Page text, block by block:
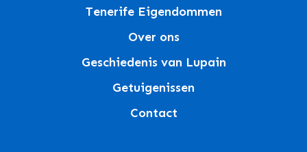
Tenerife Eigendommen
Over ons
Geschiedenis van Lupain
Getuigenissen
Contact